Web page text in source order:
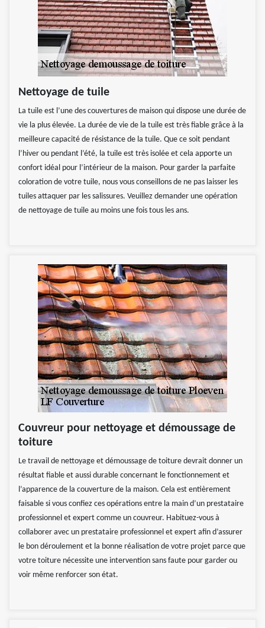
Nettoyage de tuile
La tuile est l’une des couvertures de maison qui dispose une durée de
vie la plus élevée. La durée de vie de la tuile est très fiable grâce à la
meilleure capacité de résistance de la tuile. Que ce soit pendant
l’hiver ou pendant l’été, la tuile est très isolée et cela apporte un
confort idéal pour l’intérieur de la maison. Pour garder la parfaite
coloration de votre tuile, nous vous conseillons de ne pas laisser les
tuiles attaquer par les salissures. Veuillez demander une opération
de nettoyage de tuile au moins une fois tous les ans.
Couvreur pour nettoyage et démoussage de
toiture
Le travail de nettoyage et démoussage de toiture devrait donner un
résultat fiable et aussi durable concernant le fonctionnement et
l’apparence de la couverture de la maison. Cela est entièrement
faisable si vous confiez ces opérations entre la main d’un prestataire
professionnel et expert comme un couvreur. Habituez-vous à
collaborer avec un prestataire professionnel et expert afin d’assurer
le bon déroulement et la bonne réalisation de votre projet parce que
votre toiture nécessite une intervention sans faute pour garder ou
voir même renforcer son état.